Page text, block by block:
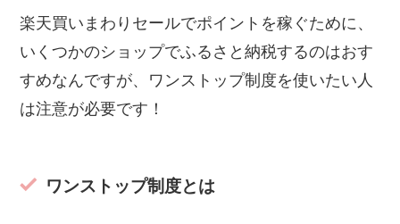
楽天買いまわりセールでポイントを稼ぐために、
いくつかのショップでふるさと納税するのはおす
すめなんですが、ワンストップ制度を使いたい人
は注意が必要です！
ワンストップ制度とは